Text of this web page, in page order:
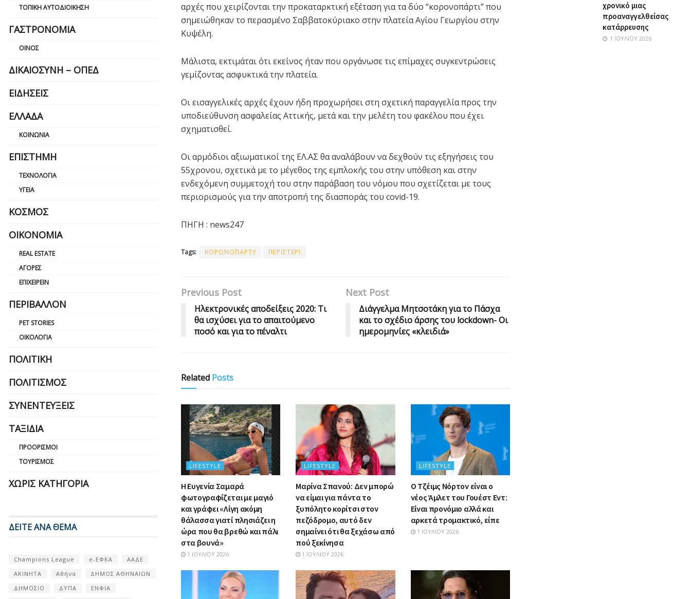
αρχές που χειρίζονται την προκαταρκτική εξέταση για τα δύο “κορονοπάρτι” που
σημειώθηκαν το περασμένο Σαββατοκύριακο στην πλατεία Αγίου Γεωργίου στην
Κυψέλη.
Μάλιστα, εκτιμάται ότι εκείνος ήταν που οργάνωσε τις επίμαχες συγκεντρώσεις
γεμίζοντας ασφυκτικά την πλατεία.
Οι εισαγγελικές αρχές έχουν ήδη προχωρήσει στη σχετική παραγγελία προς την
υποδιεύθυνση ασφαλείας Αττικής, μετά και την μελέτη του φακέλου που έχει
σχηματισθεί.
Οι αρμόδιοι αξιωματικοί της ΕΛ.ΑΣ θα αναλάβουν να δεχθούν τις εξηγήσεις του
55χρονου, σχετικά με το μέγεθος της εμπλοκής του στην υπόθεση και στην
ενδεχόμενη συμμετοχή του στην παράβαση του νόμου που σχετίζεται με τους
περιορισμούς για την αποτροπή της διασποράς του covid-19.
ΠΗΓΗ : news247
Tags: ΚΟΡΩΝΟΠΑΡΤΥ ΠΕΡΙΣΤΕΡΙ
Previous Post
Ηλεκτρονικές αποδείξεις 2020: Τι
θα ισχύσει για το απαιτούμενο
ποσό και για το πέναλτι
Next Post
Διάγγελμα Μητσοτάκη για το Πάσχα
και το σχέδιο άρσης του lockdown- Οι
ημερομηνίες «κλειδιά»
Related Posts
LIFESTYLE
Η Ευγενία Σαμαρά
φωτογραφίζεται με μαγιό
και γράφει «Λίγη ακόμη
θάλασσα γιατί πλησιάζει η
ώρα που θα βρεθώ και πάλι
στα βουνά»
1 ΙΟΥΛΊΟΥ 2026
LIFESTYLE
Μαρίνα Σπανού: Δεν μπορώ
να είμαι για πάντα το
ξυπόλητο κορίτσι στον
πεζόδρομο, αυτό δεν
σημαίνει ότι θα ξεχάσω από
πού ξεκίνησα
1 ΙΟΥΛΊΟΥ 2026
LIFESTYLE
Ο Τζέιμς Νόρτον είναι ο
νέος Άμλετ του Γουέστ Εντ:
Είναι προνόμιο αλλά και
αρκετά τρομακτικό, είπε
1 ΙΟΥΛΊΟΥ 2026
ΤΟΠΙΚΉ ΑΥΤΟΔΙΟΊΚΗΣΗ
ΓΑΣΤΡΟΝΟΜΊΑ
ΟΊΝΟΣ
ΔΙΚΑΙΟΣΎΝΗ – ΟΠΕΔ
ΕΙΔΉΣΕΙΣ
ΕΛΛΆΔΑ
ΚΟΙΝΩΝΊΑ
ΕΠΙΣΤΉΜΗ
ΤΕΧΝΟΛΟΓΊΑ
ΥΓΕΊΑ
ΚΌΣΜΟΣ
ΟΙΚΟΝΟΜΊΑ
REAL ESTATE
ΑΓΟΡΈΣ
ΕΠΙΧΕΙΡΕΊΝ
ΠΕΡΙΒΆΛΛΟΝ
PET STORIES
ΟΙΚΟΛΟΓΊΑ
ΠΟΛΙΤΙΚΉ
ΠΟΛΙΤΙΣΜΌΣ
ΣΥΝΕΝΤΕΎΞΕΙΣ
ΤΑΞΊΔΙΑ
ΠΡΟΟΡΙΣΜΟΊ
ΤΟΥΡΙΣΜΌΣ
ΧΩΡΊΣ ΚΑΤΗΓΟΡΊΑ
ΔΕΙΤΕ ΑΝΑ ΘΕΜΑ
Champions League e-ΕΦΚΑ
ΑΑΔΕ
ΑΚΙΝΗΤΑ
Αθήνα
ΔΗΜΟΣ ΑΘΗΝΑΙΩΝ
ΔΗΜΟΣΙΟ
ΔΥΠΑ
ΕΝΦΙΑ
χρονικό μιας
προαναγγελθείσας
κατάρρευσης
1 ΙΟΥΛΊΟΥ 2026